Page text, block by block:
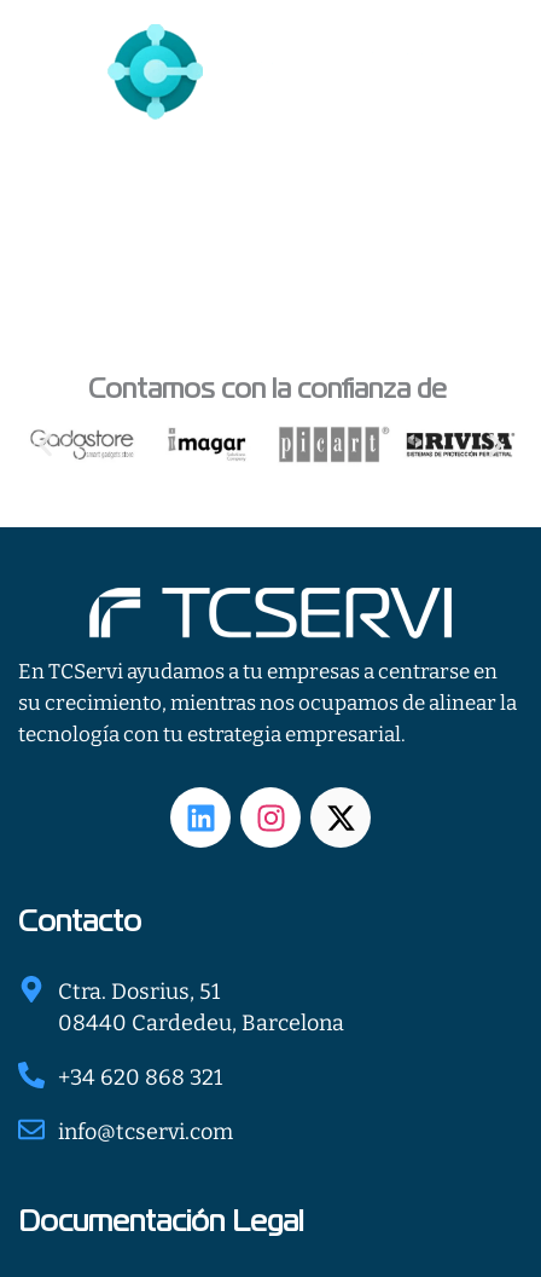
Contamos con la confianza de
En TCServi ayudamos a tu empresas a centrarse en
su crecimiento, mientras nos ocupamos de alinear la
tecnología con tu estrategia empresarial.
L
i
i
n
I
n
a
m
X
-
e
r
Contacto
Ctra. Dosrius, 51
08440 Cardedeu, Barcelona
+34 620 868 321
info@tcservi.com
Documentación Legal